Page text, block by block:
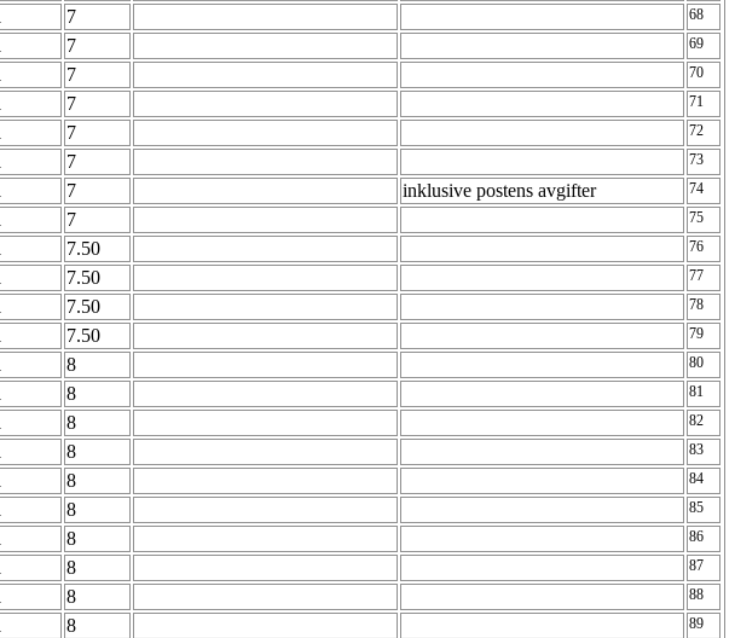
7 68
7 69
7 70
7 71
7 72
7 73
7 inklusive postens avgifter 74
7 75
7.50 76
7.50 77
7.50 78
7.50 79
8 80
8 81
8 82
8 83
8 84
8 85
8 86
8 87
8 88
8 89